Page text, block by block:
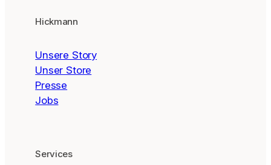
Hickmann
Unsere Story
Unser Store
Presse
Jobs
Services